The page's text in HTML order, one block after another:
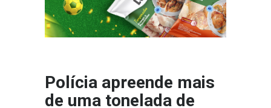
Polícia apreende mais
de uma tonelada de